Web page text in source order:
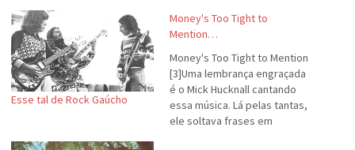
Esse tal de Rock Gaúcho
Money's Too Tight to
Mention…
Money's Too Tight to Mention
[3]Uma lembrança engraçada
é o Mick Hucknall cantando
essa música. Lá pelas tantas,
ele soltava frases em